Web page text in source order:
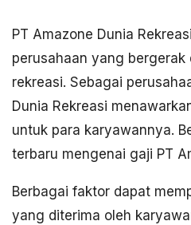
PT Amazone Dunia
perusahaan yang bergerak
rekreasi. Sebagai
Dunia Rekreasi
untuk para karyawannya.
terbaru mengenai gaji PT
Berbagai faktor dapat
yang diterima oleh